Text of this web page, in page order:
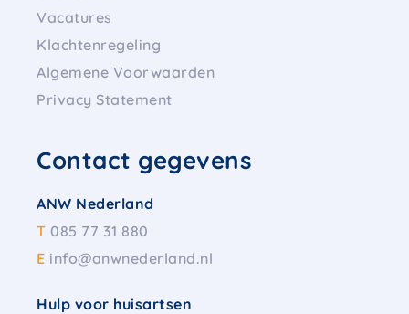
Vacatures
Klachtenregeling
Algemene Voorwaarden
Privacy Statement
Contact gegevens
ANW Nederland
T 085 77 31 880
E info@anwnederland.nl
Hulp voor huisartsen